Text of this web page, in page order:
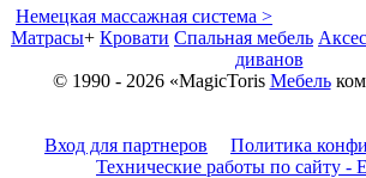
Немецкая массажная система >
Матрасы+ Кровати Спальная мебель
диванов
© 1990 - 2026 «MagicToris Мебель
Вход для партнеров
Политика
Технические работы по сайту